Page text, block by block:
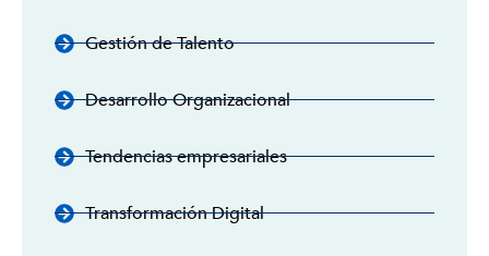
Gestión de Talento
Desarrollo Organizacional
Tendencias empresariales
Transformación Digital